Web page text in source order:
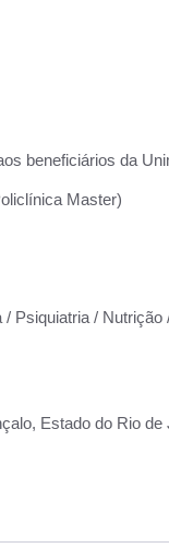
beneficiários da
Master)
Psiquiatria /
Estado do Rio de